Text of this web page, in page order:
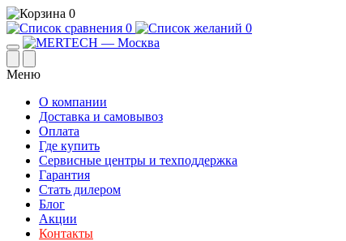
0
0
0
Меню
О компании
Доставка и самовывоз
Оплата
Где купить
Сервисные центры и техподдержка
Гарантия
Стать дилером
Блог
Акции
Контакты